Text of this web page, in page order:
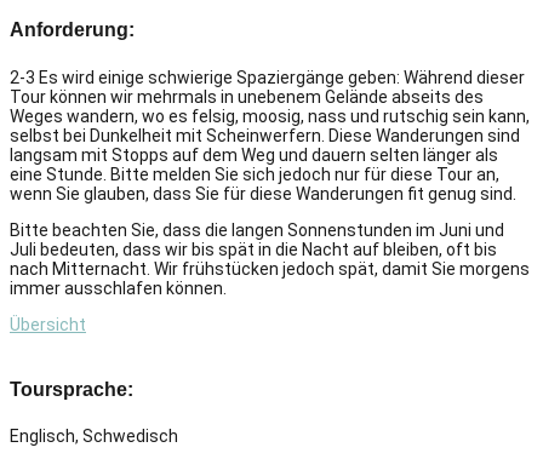
Anforderung:
2-3 Es wird einige schwierige Spaziergänge geben: Während dieser
Tour können wir mehrmals in unebenem Gelände abseits des
Weges wandern, wo es felsig, moosig, nass und rutschig sein kann,
selbst bei Dunkelheit mit Scheinwerfern. Diese Wanderungen sind
langsam mit Stopps auf dem Weg und dauern selten länger als
eine Stunde. Bitte melden Sie sich jedoch nur für diese Tour an,
wenn Sie glauben, dass Sie für diese Wanderungen fit genug sind.
Bitte beachten Sie, dass die langen Sonnenstunden im Juni und
Juli bedeuten, dass wir bis spät in die Nacht auf bleiben, oft bis
nach Mitternacht. Wir frühstücken jedoch spät, damit Sie morgens
immer ausschlafen können.
Übersicht
Toursprache:
Englisch, Schwedisch